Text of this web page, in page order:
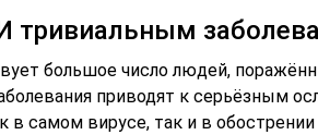
тривиальным
большое число людей,
приводят к серьёзным
в самом вирусе, так и в обострении